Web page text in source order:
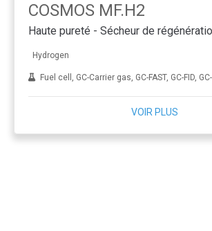
COSMOS MF.H2
Haute pureté - Sécheur de
Hydrogen
Fuel cell, GC-Carrier gas, GC-FAST, GC-FID, GC-FPD, GC-MS, GC-NPD, GC-
VOIR PLUS